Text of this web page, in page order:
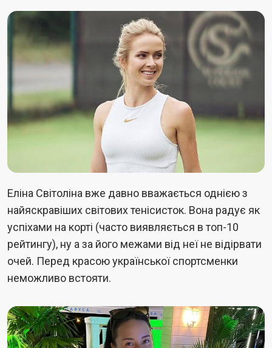
Еліна Світоліна вже давно вважається однією з
найяскравіших світових тенісисток. Вона радує як
успіхами на корті (часто виявляється в топ-10
рейтингу), ну а за його межами від неї не відірвати
очей. Перед красою української спортсменки
неможливо встояти.